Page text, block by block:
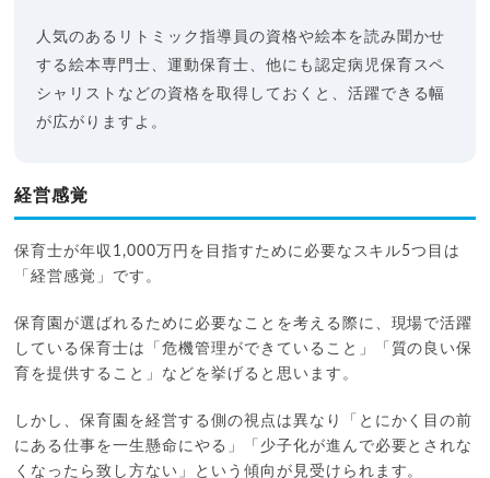
人気のあるリトミック指導員の資格や絵本を読み聞かせ
する絵本専門士、運動保育士、他にも認定病児保育スペ
シャリストなどの資格を取得しておくと、活躍できる幅
が広がりますよ。
経営感覚
保育士が年収1,000万円を目指すために必要なスキル5つ目は
「経営感覚」です。
保育園が選ばれるために必要なことを考える際に、現場で活躍
している保育士は「危機管理ができていること」「質の良い保
育を提供すること」などを挙げると思います。
しかし、保育園を経営する側の視点は異なり「とにかく目の前
にある仕事を一生懸命にやる」「少子化が進んで必要とされな
くなったら致し方ない」という傾向が見受けられます。